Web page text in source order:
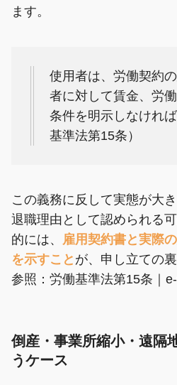
ます。
使用者は、労働契約
者に対して賃金、労
条件を明示しなけれ
基準法第15条）
この義務に反して実態が大
退職理由として認められる
的には、 雇用契約書と実際
を示すこと が、申し立ての
参照： 労働基準法第15条｜
倒産・事業所縮小・遠隔
うケース